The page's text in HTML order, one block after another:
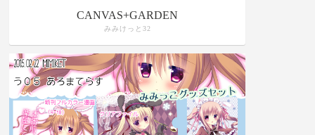
CANVAS+GARDEN
みみけっと32